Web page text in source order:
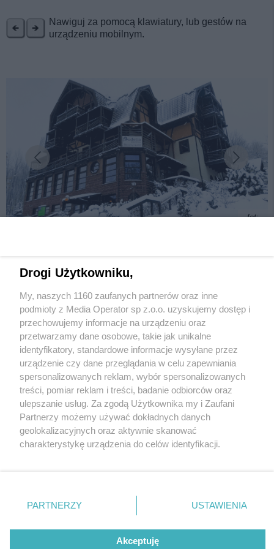
Nawiguj za pomocą klawiatury, lub gestów na
urządzeniu mobilnym.
fot:
Sudetia zaprasza na wypoczynek!
1 / 1
Sudetia Zdjęcie główne
Wróć do artykułu:
Święta, sylwester albo ferie w górach? Hotel
Sudetia zaprasza na wypoczynek!
Wydawca mediów lokalnych
Nie zapomnij
zapoznać się z:
polityką prywatności regulamin korzystania z portali
Twojemiasto
Piekary Śląskie
Chorzów
Tarnowskie Góry
Gliwice
Skontakuj sięz nami
Kontakt
Wydawca
Redakcja
Drogi Użytkowniku,
My, naszych 1160 zaufanych partnerów oraz inne
podmioty z Media Operator sp z.o.o. uzyskujemy dostęp i
przechowujemy informacje na urządzeniu oraz
przetwarzamy dane osobowe, takie jak unikalne
identyfikatory, standardowe informacje wysyłane przez
urządzenie czy dane przeglądania w celu zapewniania
spersonalizowanych reklam, wybór spersonalizowanych
treści, pomiar reklam i treści, badanie odbiorców oraz
ulepszanie usług. Za zgodą Użytkownika my i Zaufani
Partnerzy możemy używać dokładnych danych
geolokalizacyjnych oraz aktywnie skanować
charakterystykę urządzenia do celów identyfikacji.
zmienić/wycofać klikając przycisk ustawień prywatności
znajdujący się w lewym dolnym rogu strony
rodzaje przetwarzania danych nie wymagają zgody
użytkownika, ale masz prawo sprzeciwić się takiemu
PARTNERZY USTAWIENIA
Akceptuję